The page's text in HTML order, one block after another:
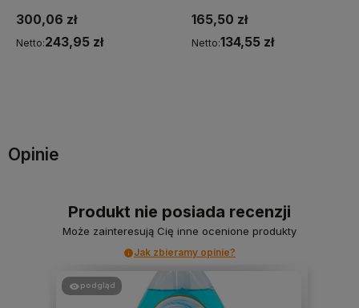
300,06 zł
Netto:243,95 zł
165,50 zł
Netto:134,55 zł
Opinie
Produkt nie posiada recenzji
Może zainteresują Cię inne ocenione produkty
Jak zbieramy opinie?
podgląd